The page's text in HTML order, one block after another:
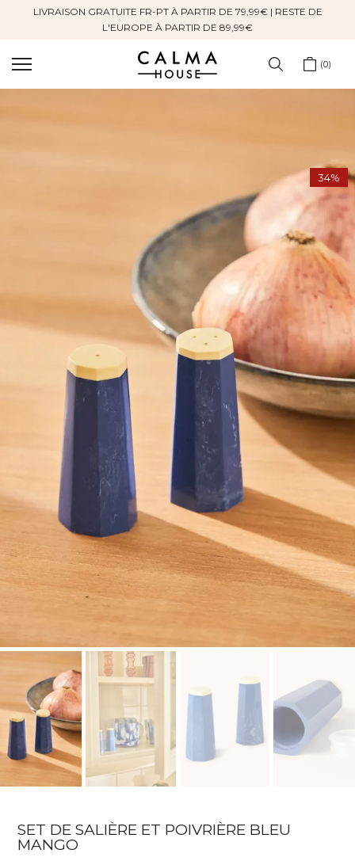
SauterLIVRAISON GRATUITE FR-PT À PARTIR DE 79,99€ | RESTE DE
L'EUROPE À PARTIR DE 89,99€
0
34%
SET DE SALIÈRE ET POIVRIÈRE BLEU
MANGO